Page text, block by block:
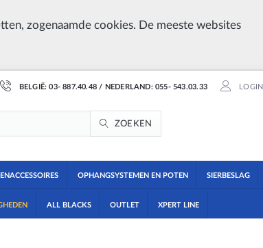
zogenaamde cookies. De meeste websites
BELGIË: 03- 887.40.48 / NEDERLAND: 055- 543.03.33 LOGIN
ZOEKEN
OPHANGSYSTEMEN EN POTEN SIERBESLAG
ALL BLACKS OUTLET XPERT LINE